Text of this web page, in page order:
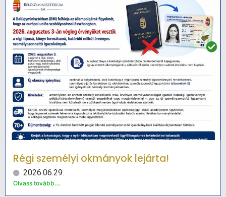
Régi személyi okmányok lejárta!
2026.06.29.
Olvass tovább....